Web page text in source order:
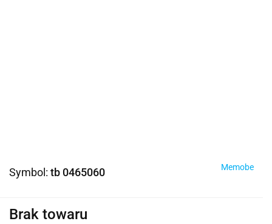
Symbol: tb 0465060 Memobe
Brak towaru